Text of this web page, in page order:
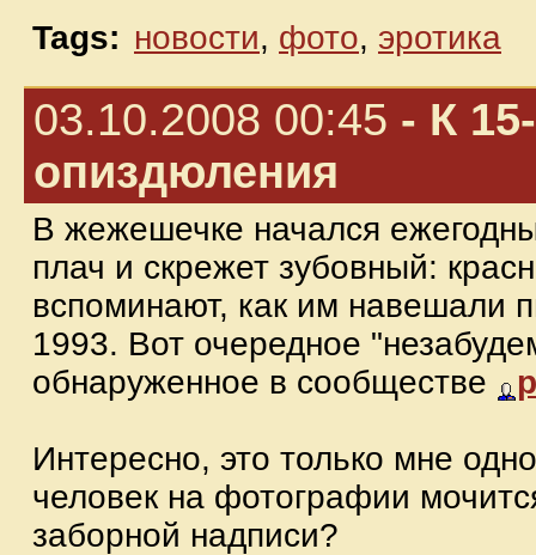
Tags: новости, фото, эротика
03.10.2008 00:45 - К
опиздюления
В жежешечке начался
плач и скрежет зубовный:
вспоминают, как им навешали
1993. Вот очередное
обнаруженное в сообществе
Интересно, это только мне
человек на фотографии
заборной надписи?